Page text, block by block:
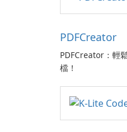
PDFCreator
PDFCreator：輕
檔！